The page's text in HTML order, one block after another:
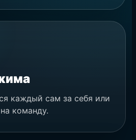
каждый сам за себя или
команду.